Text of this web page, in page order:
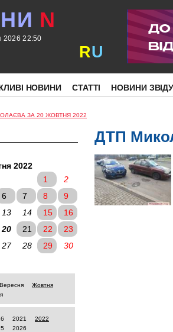
N
2026 22:50
RU
НОВИНИ СТАТТІ НОВИНИ
ЗА 20 ЖОВТНЯ 2022
2022
1
2
6 7 8
9
13 14 15
16
20 21 22
23
27 28 29
30
Вересня
Жовтня
2021
2022
2026
ДТП